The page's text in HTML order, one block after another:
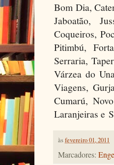
Bom Dia,
Jaboatão,
Coqueiros,
Pitimbú,
Serraria,
Várzea do
Viagens,
Cumarú,
Laranjeiras e
àsfevereiro 01, 2011
Marcadores: